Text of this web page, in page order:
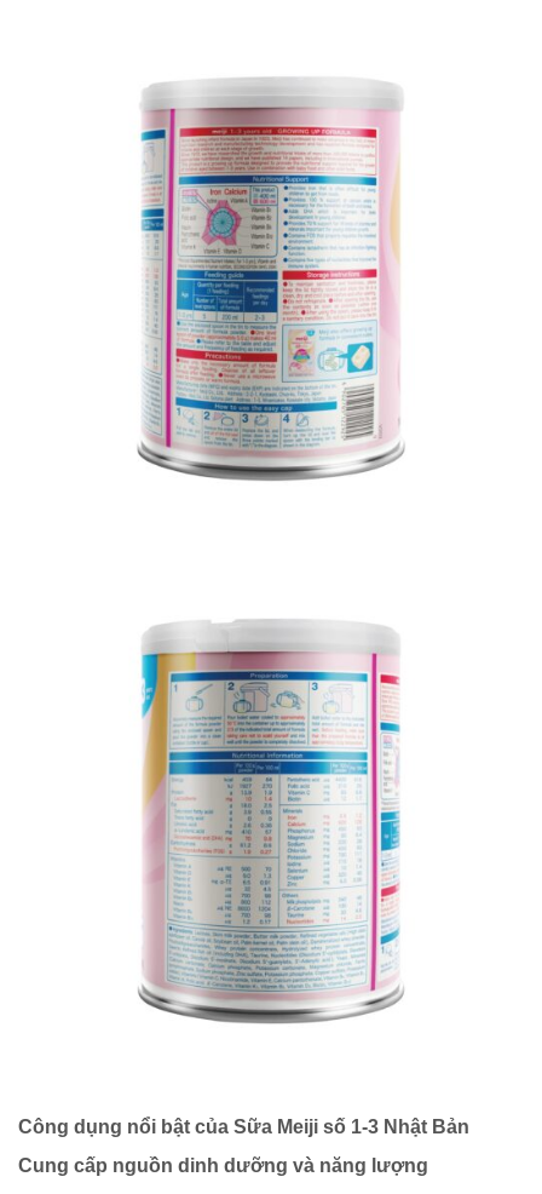
Công dụng nổi bật của Sữa Meiji số 1-3 Nhật Bản
Cung cấp nguồn dinh dưỡng và năng lượng